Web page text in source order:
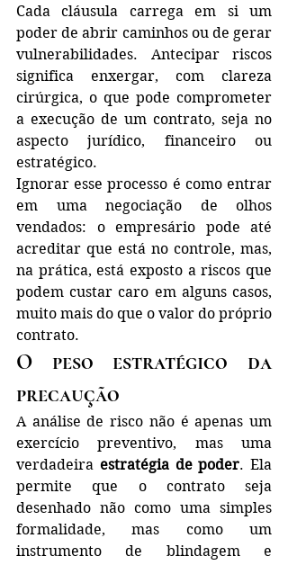
Cada cláusula carrega em si um
poder de abrir caminhos ou de gerar
vulnerabilidades. Antecipar riscos
significa enxergar, com clareza
cirúrgica, o que pode comprometer
a execução de um contrato, seja no
aspecto jurídico, financeiro ou
estratégico.
Ignorar esse processo é como entrar
em uma negociação de olhos
vendados: o empresário pode até
acreditar que está no controle, mas,
na prática, está exposto a riscos que
podem custar caro em alguns casos,
muito mais do que o valor do próprio
contrato.
O peso estratégico da
precaução
A análise de risco não é apenas um
exercício preventivo, mas uma
verdadeira estratégia de poder. Ela
permite que o contrato seja
desenhado não como uma simples
formalidade, mas como um
instrumento de blindagem e